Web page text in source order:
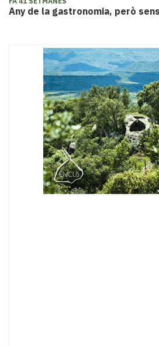
Any de la gastronomia, però